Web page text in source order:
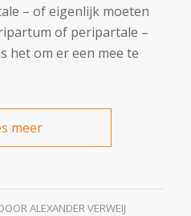
– of eigenlijk moeten
of peripartale –
het om er een mee te
meer
ALEXANDER VERWEIJ